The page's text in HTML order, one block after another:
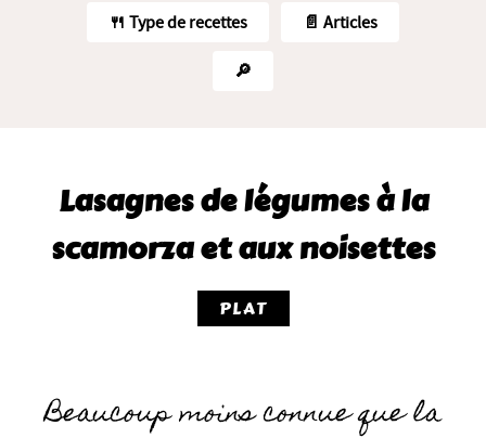
🍴 Type de recettes 📄 Articles
🔎
Lasagnes de légumes à la
scamorza et aux noisettes
PLAT
Beaucoup moins connue que la